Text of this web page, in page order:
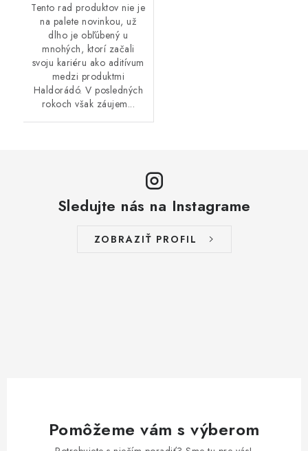
Tento rad produktov nie je
na palete novinkou, už
dlho je obľúbený u
mnohých, ktorí začali
svoju kariéru ako aditívum
medzi produktmi
Haldorádó. V posledných
rokoch však záujem...
Sledujte nás na Instagrame
ZOBRAZIŤ PROFIL
Pomôžeme vám s výberom